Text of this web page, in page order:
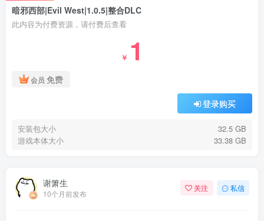
暗邪西部|Evil West|1.0.5|整合DLC
此内容为付费资源，请付费后查看
￥ 1
会员 免费
登录购买
安装包大小
32.5 GB
游戏本体大小
33.38 GB
谢箫生
10个月前发布
关注 私信